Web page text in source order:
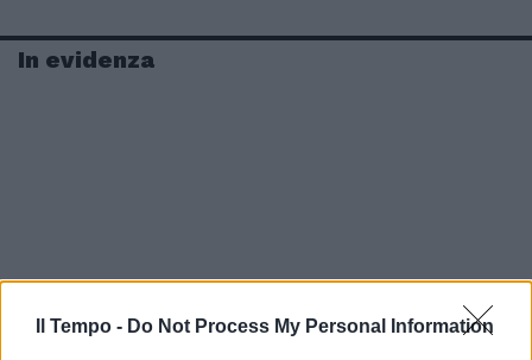
Il Tempo - Do Not Process My Personal Information
In evidenza